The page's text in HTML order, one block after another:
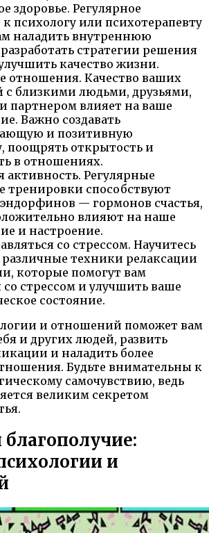
здоровье. Регулярное
психологу или психотерапевту
наладить внутреннюю
стратегии решения
качество жизни.
отношения. Качество ваших
близкими людьми, друзьями,
партнером влияет на ваше
Важно создавать
и позитивную
поощрять открытость и
в отношениях.
активность. Регулярные
тренировки способствуют
— гормонов счастья,
влияют на наше
и настроение.
со стрессом. Научитесь
техники релаксации
которые помогут вам
со стрессом и улучшить ваше
состояние.
и отношений поможет вам
и других людей, развить
и наладить более
Будьте внимательны к
самочувствию, ведь
великим секретом
благополучие:
и